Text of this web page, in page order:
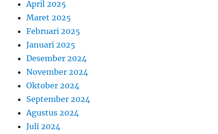
April 2025
Maret 2025
Februari 2025
Januari 2025
Desember 2024
November 2024
Oktober 2024
September 2024
Agustus 2024
Juli 2024